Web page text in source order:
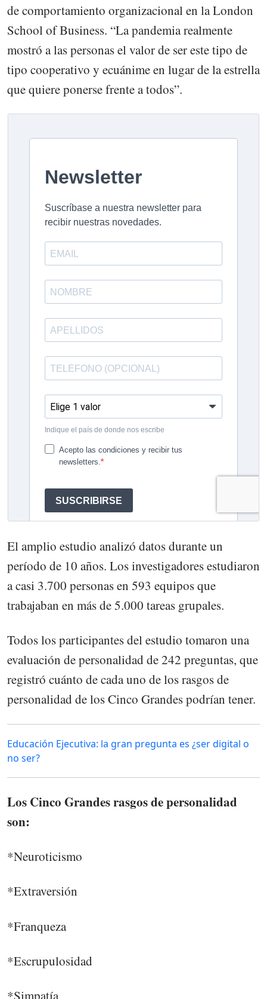
de comportamiento organizacional en la London
School of Business. “La pandemia realmente
mostró a las personas el valor de ser este tipo de
tipo cooperativo y ecuánime en lugar de la estrella
que quiere ponerse frente a todos”.
El amplio estudio analizó datos durante un
período de 10 años. Los investigadores estudiaron
a casi 3.700 personas en 593 equipos que
trabajaban en más de 5.000 tareas grupales.
Todos los participantes del estudio tomaron una
evaluación de personalidad de 242 preguntas, que
registró cuánto de cada uno de los rasgos de
personalidad de los Cinco Grandes podrían tener.
Educación Ejecutiva: la gran pregunta es ¿ser digital o
no ser?
Los Cinco Grandes rasgos de personalidad
son:
*Neuroticismo
*Extraversión
*Franqueza
*Escrupulosidad
*Simpatía